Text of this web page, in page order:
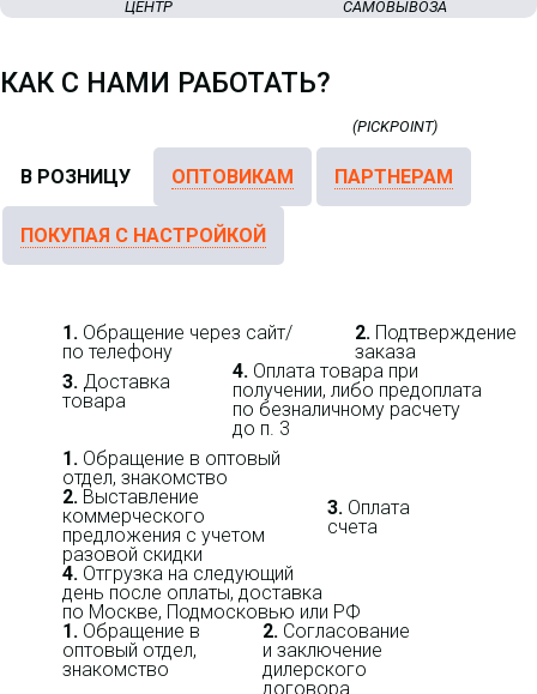
КАК С НАМИ РАБОТАТЬ?
В РОЗНИЦУ ОПТОВИКАМ ПАРТНЕРАМ
ПОКУПАЯ С НАСТРОЙКОЙ
1. Обращение через сайт/
по телефону
2. Подтверждение
заказа
3. Доставка
товара
4. Оплата товара при
получении, либо предоплата
по безналичному расчету
до п. 3
1. Обращение в оптовый
отдел, знакомство
2. Выставление
коммерческого
предложения с учетом
разовой скидки
3. Оплата
счета
4. Отгрузка на следующий
день после оплаты, доставка
по Москве, Подмосковью или РФ
1. Обращение в
оптовый отдел,
знакомство
2. Согласование
и заключение
дилерского
договора